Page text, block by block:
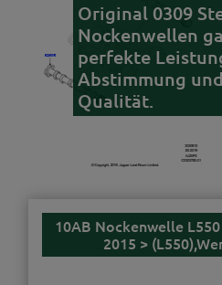
Original 0309
Nockenwellen
perfekte
Abstimmung
Qualität.
10AB Nockenwelle L550
2015 >